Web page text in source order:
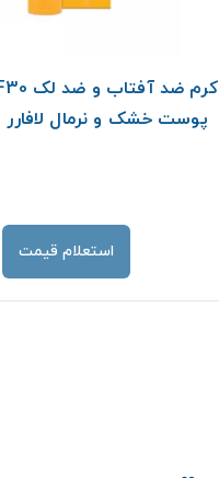
پوست خشک و نرمال لافارر LaFarrerr
استعلام قیمت